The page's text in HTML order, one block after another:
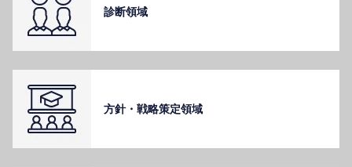
診断領域
⽅針・戦略策定領域